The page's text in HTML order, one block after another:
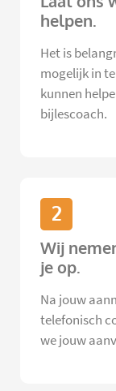
helpen.
Het is
mogelijk in
kunnen
bijlescoach.
2
Wij
je op.
Na jouw
telefonisch
we jouw